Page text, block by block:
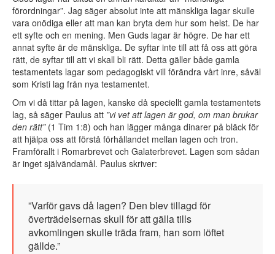
förordningar”. Jag säger absolut inte att mänskliga lagar skulle
vara onödiga eller att man kan bryta dem hur som helst. De har
ett syfte och en mening. Men Guds lagar är högre. De har ett
annat syfte är de mänskliga. De syftar inte till att få oss att göra
rätt, de syftar till att vi skall bli rätt. Detta gäller både gamla
testamentets lagar som pedagogiskt vill förändra vårt inre, såväl
som Kristi lag från nya testamentet.
Om vi då tittar på lagen, kanske då speciellt gamla testamentets
lag, så säger Paulus att ”vi vet att lagen är god, om man brukar
den rätt”(1 Tim 1:8) och han lägger många dinarer på bläck för
att hjälpa oss att förstå förhållandet mellan lagen och tron.
Framförallt i Romarbrevet och Galaterbrevet. Lagen som sådan
är inget självändamål. Paulus skriver:
”Varför gavs då lagen? Den blev tillagd för
överträdelsernas skull för att gälla tills
avkomlingen skulle träda fram, han som löftet
gällde.”